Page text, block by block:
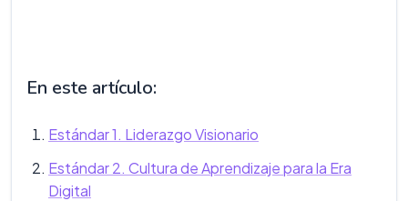
En este artículo:
Estándar 1. Liderazgo Visionario
Estándar 2. Cultura de Aprendizaje para la Era
Digital